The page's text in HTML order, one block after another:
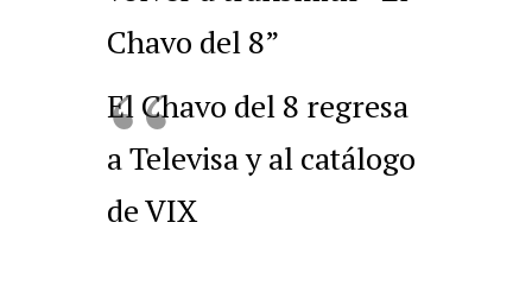
Chavo del 8”
El Chavo del 8 regresa
a Televisa y al catálogo
de VIX